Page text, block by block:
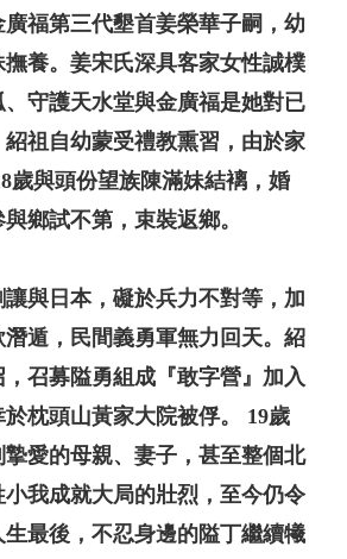
福第三代墾首姜榮華子嗣，幼
養。姜宋氏深具客家女性誠樸
守護天水堂與金廣福是她對已
祖自幼蒙受禮教熏習，由於家
歲與頭份望族陳滿妹結褵，婚
鄉試不第，束裝返鄉。
讓與日本，礙於兵力不對等，加
潛遁，民間義勇軍無力回天。紹
召募隘勇組成『敢字營』加入
枕頭山黃家大院被俘。 19歲
愛的母親、妻子，甚至整個北
我成就大局的壯烈，至今仍令
生最後，不忍身邊的隘丁繼續犧